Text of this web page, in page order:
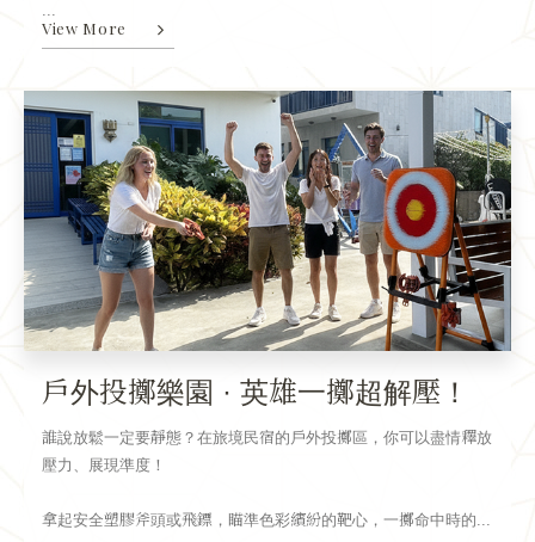
...
View More
戶外投擲樂園 · 英雄一擲超解壓！
誰說放鬆一定要靜態？在旅境民宿的戶外投擲區，你可以盡情釋放
壓力、展現準度！
拿起安全塑膠斧頭或飛鏢，瞄準色彩繽紛的靶心，一擲命中時的...